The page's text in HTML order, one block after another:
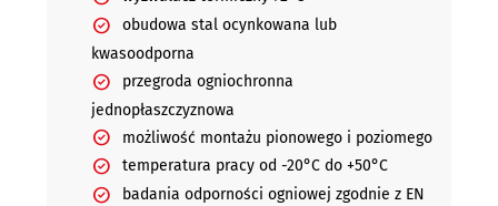
obudowa stal ocynkowana lub
kwasoodporna
przegroda ogniochronna
jednopłaszczyznowa
możliwość montażu pionowego i poziomego
temperatura pracy od -20°C do +50°C
badania odporności ogniowej zgodnie z EN